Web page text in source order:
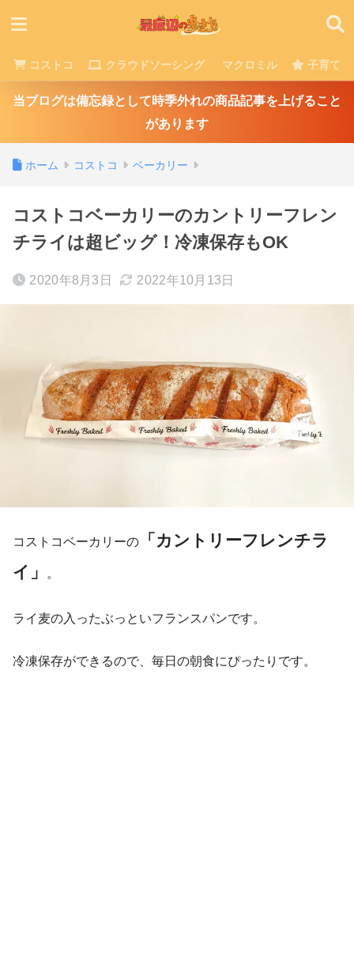
コストコ クラウドソーシング マクロミル 子育て
当ブログは備忘録として時季外れの商品記事を上げること
があります
ホーム コストコ ベーカリー
コストコベーカリーのカントリーフレン
チライは超ビッグ！冷凍保存もOK
2020年8月3日 2022年10月13日
コストコベーカリーの
「カントリーフレンチラ
イ」
。
ライ麦の入ったぶっといフランスパンです。
冷凍保存ができるので、毎日の朝食にぴったりです。